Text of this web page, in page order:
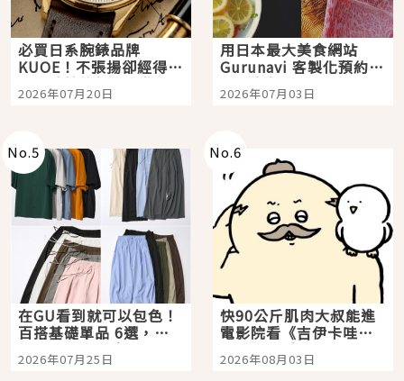
必買日系腕錶品牌
KUOE！不張揚卻經得起
時間洗鍊的經典之作五
選
2026年07月20日
用日本最大美食網站
Gurunavi 客製化預約九
大都市餐廳，打造專屬
美食體驗！
2026年07月03日
No.5
在GU看到就可以包色！
百搭基礎單品 6選，閉
眼全收也不心疼
2026年07月25日
No.6
快90公斤肌肉大叔能進
電影院看《吉伊卡哇》
嗎？日本重金屬樂團
「打首」會長與nagano
2026年08月03日